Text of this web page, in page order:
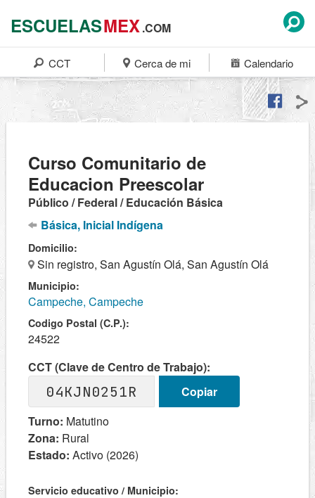
ESCUELASMEX.COM
CCT Cerca de mi Calendario
Curso Comunitario de
Educacion Preescolar
Público / Federal / Educación Básica
Básica, Inicial Indígena
Domicilio:
Sin registro, San Agustín Olá, San Agustín Olá
Municipio:
Campeche, Campeche
Codigo Postal (C.P.):
24522
CCT (Clave de Centro de Trabajo):
04KJN0251R
Copiar
Turno: Matutino
Zona: Rural
Estado: Activo (2026)
Servicio educativo / Municipio: